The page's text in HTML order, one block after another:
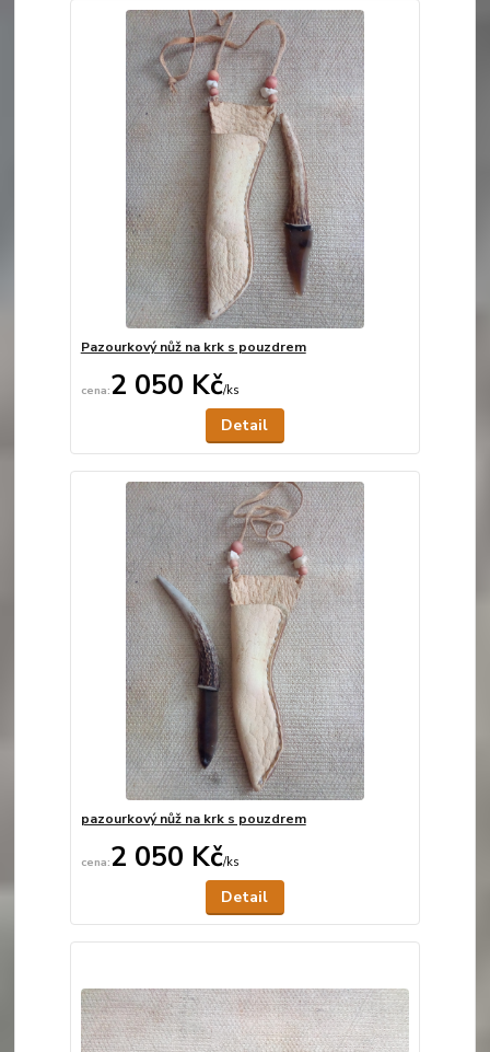
Pazourkový nůž na krk s pouzdrem
2 050 Kč/ks
Detail
pazourkový nůž na krk s pouzdrem
2 050 Kč/ks
Detail